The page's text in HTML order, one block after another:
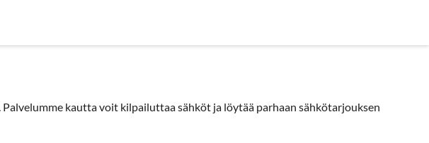
kautta voit kilpailuttaa sähköt ja löytää parhaan sähkötarjouksen